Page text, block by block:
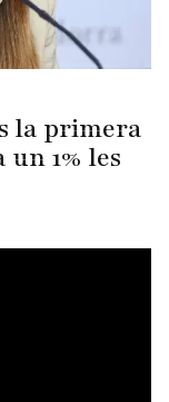
la primera
1% les